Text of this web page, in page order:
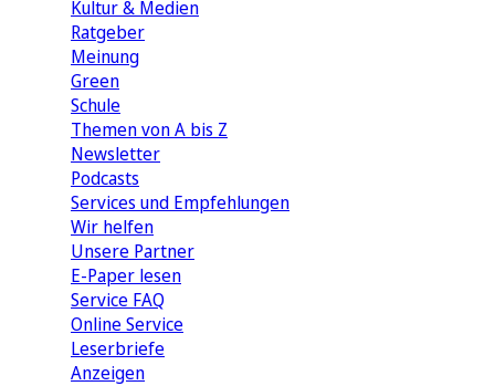
Kultur & Medien
Ratgeber
Meinung
Green
Schule
Themen von A bis Z
Newsletter
Podcasts
Services und Empfehlungen
Wir helfen
Unsere Partner
E-Paper lesen
Service FAQ
Online Service
Leserbriefe
Anzeigen